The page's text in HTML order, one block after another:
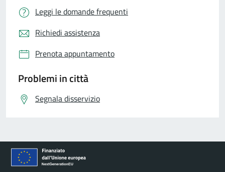
Leggi le domande frequenti
Richiedi assistenza
Prenota appuntamento
Problemi in città
Segnala disservizio